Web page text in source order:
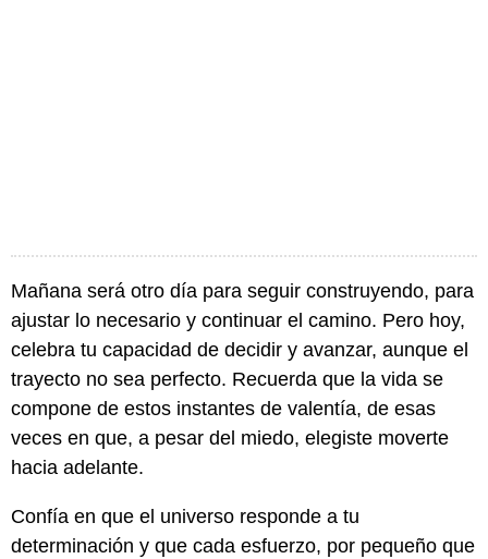
Mañana será otro día para seguir construyendo, para
ajustar lo necesario y continuar el camino. Pero hoy,
celebra tu capacidad de decidir y avanzar, aunque el
trayecto no sea perfecto. Recuerda que la vida se
compone de estos instantes de valentía, de esas
veces en que, a pesar del miedo, elegiste moverte
hacia adelante.
Confía en que el universo responde a tu
determinación y que cada esfuerzo, por pequeño que